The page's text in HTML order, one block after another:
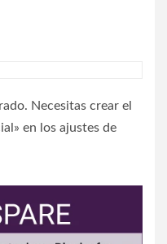
Necesitas crear el
en los ajustes de